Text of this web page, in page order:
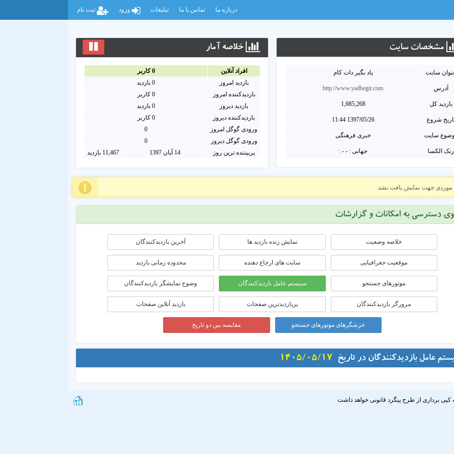
درباره ما تماس با ما تبلیغات ورود ثبت نام
مشخصات سايت
سايت یاد بگیر دات کام
آدرس http://www.yadbegir.com
بازدید کل 1,685,268
شروع 1397/05/26 11:44
سایت خبری فرهنگی
رنک الکسا جهانی : - - :
خلاصه آمار
افراد آنلاين 0کاربر
بازدید امروز
0بازدید
بازدیدکننده امروز
0 کاربر
بازدید دیروز
0 بازدید
بازدیدکننده دیروز
0 کاربر
ورودی گوگل امروز
0
ورودی گوگل دیروز
0
پربیننده ترین روز
14 آبان 1397 11,467 بازدید
موردی جهت نمایش یافت نشد.
دسترسی به امکانات و گزارشات
خلاصه وضعیت نمایش زنده بازدید ها آخرین بازدیدکنندگان
موقعيت جغرافيايی سایت های ارجاع دهنده محدوده زمانی بازديد
موتورهای جستجو سیستم عامل بازدیدکنندگان وضوح نمایشگر بازدیدکنندگان
مرورگر بازدیدکنندگان پربازدیدترین صفحات بازدید آنلاین صفحات
خزشگرهای موتورهای جستجو مقایسه بین دو تاریخ
عامل بازدیدکنندگان در تاریخ 1405/05/17
برداری از طرح پیگرد قانونی خواهد داشت